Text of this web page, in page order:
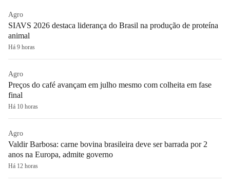
Agro
SIAVS 2026 destaca liderança do Brasil na produção de proteína
animal
Há 9 horas
Agro
Preços do café avançam em julho mesmo com colheita em fase
final
Há 10 horas
Agro
Valdir Barbosa: carne bovina brasileira deve ser barrada por 2
anos na Europa, admite governo
Há 12 horas